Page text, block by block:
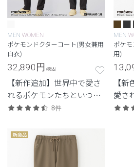
MEN WOMEN
ポケモンドクターコート(男女兼用
白衣)
32,890円 (税込)
【新作追加】世界中で愛さ
れるポケモンたちといつも
一緒に。コレクション初の
8件
MEN
ポケ
用)
【
愛さ
つも